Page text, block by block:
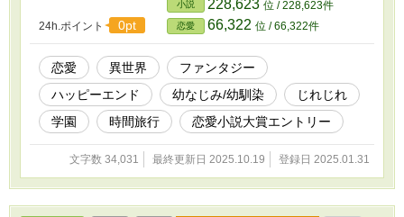
に、旅の扉を開けた。 行先は50年前、革命に消
えた帝国。 幼い皇女の寝室。 図書室に隠された
秘密と、思いがけないトラブル！ 2人の旅と恋の
行方を、ぜひ見守ってください。 (『小説家にな
ろう』でも公開しています) ※本編を加筆修正、
9話→10話にしました。(2025.10.14) ※表紙絵
は、Picrew『街の女の子メーカー』で作成。
24h.ポイント 0pt
小説 228,623 位 / 228,623件
恋愛 66,322 位 / 66,322件
恋愛 異世界
ファンタジー
ハッピーエンド
幼なじみ/幼馴染
じれじれ
学園
時間旅行 恋愛小説大賞エントリー
文字数 34,031 最終更新日 2025.10.19 登録日 2025.01.31